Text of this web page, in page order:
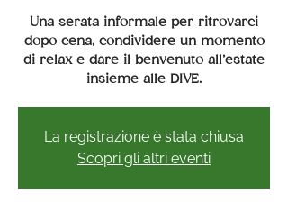
Una serata informale per ritrovarci
dopo cena, condividere un momento
di relax e dare il benvenuto all’estate
insieme alle DIVE.
La registrazione è stata chiusa
Scopri gli altri eventi